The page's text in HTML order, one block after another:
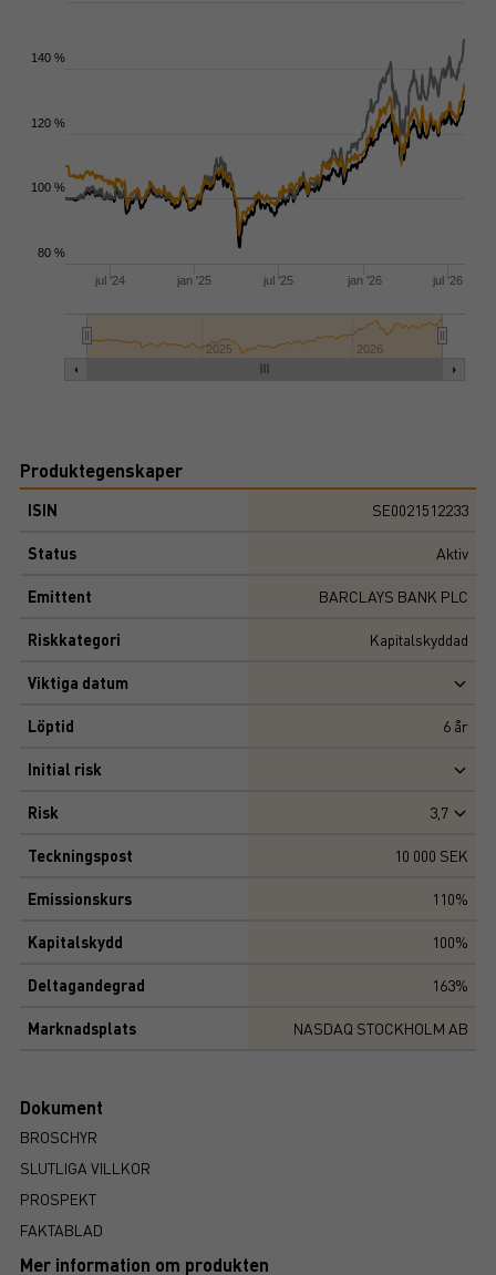
jul '24 jan '25 jul '25 jan '26 jul '26
2025 2026
80 %
100 %
120 %
140 %
Produktegenskaper
ISIN SE0021512233
Status Aktiv
Emittent BARCLAYS BANK PLC
Riskkategori Kapitalskyddad
Viktiga datum
Löptid 6 år
Initial risk
Risk 3,7
Teckningspost 10 000 SEK
Emissionskurs 110%
Kapitalskydd 100%
Deltagandegrad 163%
Marknadsplats NASDAQ STOCKHOLM AB
Dokument
BROSCHYR
SLUTLIGA VILLKOR
PROSPEKT
FAKTABLAD
Mer information om produkten